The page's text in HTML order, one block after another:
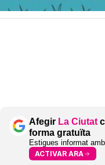
Afegir La Ciutat
forma gratuïta
Estigues informat
ACTIVAR ARA